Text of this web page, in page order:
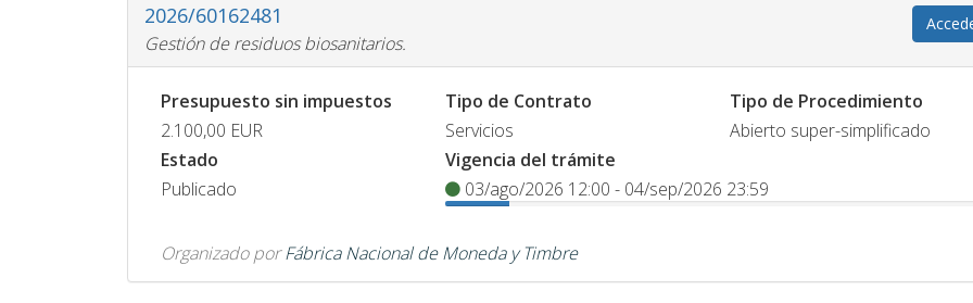
2026/60162481
Gestión de residuos biosanitarios.
Presupuesto sin impuestos
2.100,00 EUR
Tipo de Contrato
Servicios
Tipo de Procedimiento
Abierto super-simplificado
Estado
Publicado
Vigencia del trámite
03/ago/2026 12:00 - 04/sep/2026 23:59
Organizado por Fábrica Nacional de Moneda y Timbre